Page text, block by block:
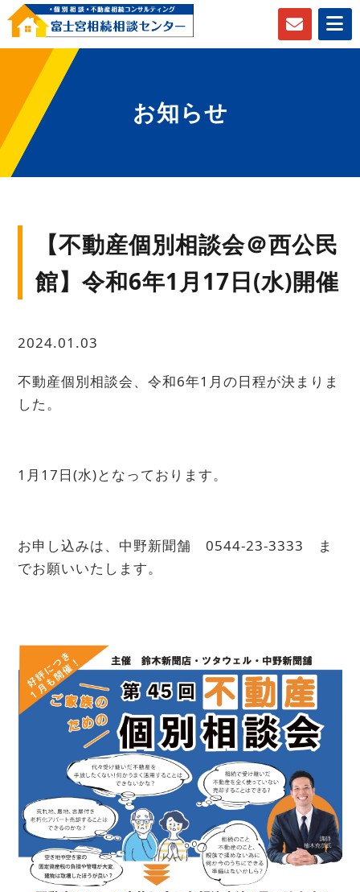
お知らせ
【不動産個別相談会＠西公民
館】令和6年1月17日(水)開催
2024.01.03
不動産個別相談会、令和6年1月の日程が決まりま
した。
1月17日(水)となっております。
お申し込みは、中野新聞舗 0544-23-3333 ま
でお願いいたします。